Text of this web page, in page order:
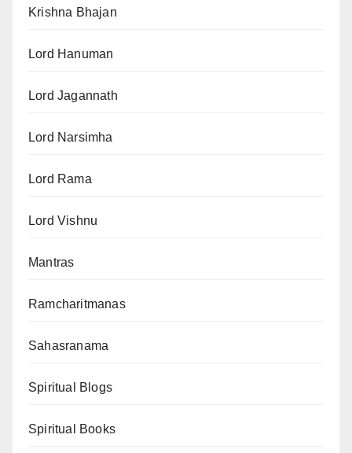
Krishna Bhajan
Lord Hanuman
Lord Jagannath
Lord Narsimha
Lord Rama
Lord Vishnu
Mantras
Ramcharitmanas
Sahasranama
Spiritual Blogs
Spiritual Books